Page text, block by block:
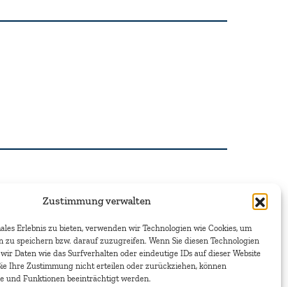
Zustimmung verwalten
Erlebnis zu bieten, verwenden wir Technologien wie Cookies, um
zu speichern bzw. darauf zuzugreifen. Wenn Sie diesen Technologien
Daten wie das Surfverhalten oder eindeutige IDs auf dieser Website
Ihre Zustimmung nicht erteilen oder zurückziehen, können
und Funktionen beeinträchtigt werden.